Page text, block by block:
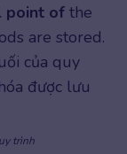
point of the
are stored.
của quy
được lưu
trình